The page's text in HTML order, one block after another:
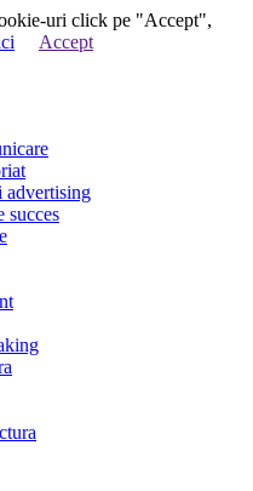
uri click pe "Accept",
Accept
advertising
succes